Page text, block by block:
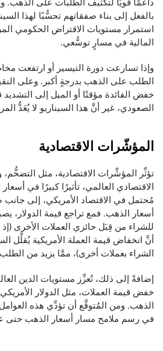
داعمًا قويًا لتكثيف الطلبات على الذهب.
بالفعل إلى بناء صفقاتهم تحسُّبًا لهذا
استمرار مستويات الاقتراض الحكومي
المالية في مسارٍ توسُّعي.
وإذا تسارعت دورة التيسير أو ارتفعت
الطلب على الذهب بدرجةٍ أكبر. وعلى
خفض الفائدة مؤقتًا أو الميل إلى
الصعودي، غير أنَّ هذا السيناريو لا يُعَدُّ
المؤشّرات الاقتصادية
تؤثِّر المؤشِّرات الاقتصادية، مثل التضخُّم،
الاقتصادي العالمي، تأثيرًا كبيرًا في
مُحتمل في الاقتصاد الأمريكي، إلى
أسعار الذهب. فمع تراجع قيمة الدولار،
للشراء من قِبَل حائزي العملات الأخرى (إذ
أنَّ انخفاض قيمة العملة الأمريكية يُقلِّل
الشراء بعملات أخرى)، ممَّا يزيد من
إضافةً إلى ذلك، تُعزِّز مستويات الدين
خفض قيمة العملات، مثل الدولار
الذهب. ومن المُتوقَّع أن تؤدِّي هذه العوامل
في رسم ملامح مسار أسعار الذهب حتى عام